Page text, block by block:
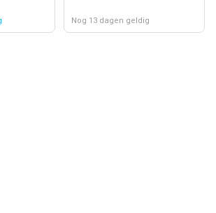
Nog 13 dagen geldig